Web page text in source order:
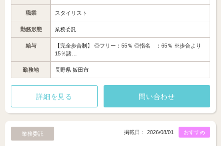
職業 スタイリスト
勤務形態 業務委託
給与
【完全歩合制】 ◎フリー：55％ ◎指名 ：65％ ※歩合より
15％諸…
勤務地 長野県 飯田市
詳細を見る 問い合わせ
業務委託 おすすめ
掲載日： 2026/08/01